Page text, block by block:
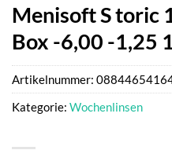
Menisoft S toric
Box -6,00 -1,25
Artikelnummer:
Kategorie: Wochenlinsen